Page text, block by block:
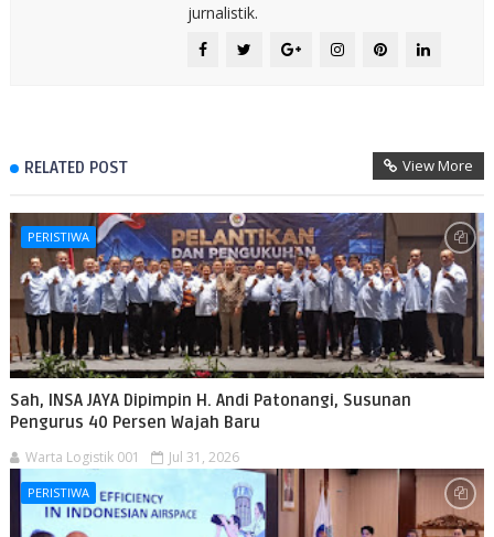
jurnalistik.
RELATED POST View More
PERISTIWA
Sah, INSA JAYA Dipimpin H. Andi Patonangi, Susunan
Pengurus 40 Persen Wajah Baru
Warta Logistik 001 Jul 31, 2026
PERISTIWA